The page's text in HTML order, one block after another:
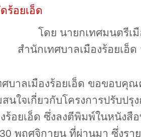
ร้อยเอ็ด
โดย นายกเทศมนตรีเมื
สำนักเทศบาลเมืองร้อยเอ็
าลเมืองร้อยเอ็ด ขอขอบคุ
นใจเกี่ยวกับโครงการปรับปรุ
ร้อยเอ็ด ซึ่งลงตีพิมพ์ในหนัง
พฤศจิกายน ที่ผ่านมา ซึ่งรา